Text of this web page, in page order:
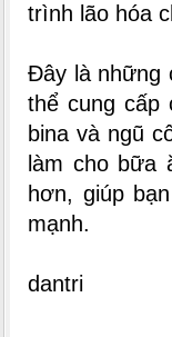
trình lão hóa
Đây là những
thể cung cấp
bina và ngũ
làm cho bữa
hơn, giúp
mạnh.
dantri